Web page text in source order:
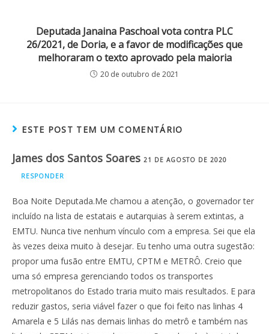
Deputada Janaina Paschoal vota contra PLC
26/2021, de Doria, e a favor de modificações que
melhoraram o texto aprovado pela maioria
20 de outubro de 2021
ESTE POST TEM UM COMENTÁRIO
James dos Santos Soares 21 DE AGOSTO DE 2020
RESPONDER
Boa Noite Deputada.Me chamou a atenção, o governador ter
incluído na lista de estatais e autarquias à serem extintas, a
EMTU. Nunca tive nenhum vínculo com a empresa. Sei que ela
às vezes deixa muito à desejar. Eu tenho uma outra sugestão:
propor uma fusão entre EMTU, CPTM e METRÔ. Creio que
uma só empresa gerenciando todos os transportes
metropolitanos do Estado traria muito mais resultados. E para
reduzir gastos, seria viável fazer o que foi feito nas linhas 4
Amarela e 5 Lilás nas demais linhas do metrô e também nas